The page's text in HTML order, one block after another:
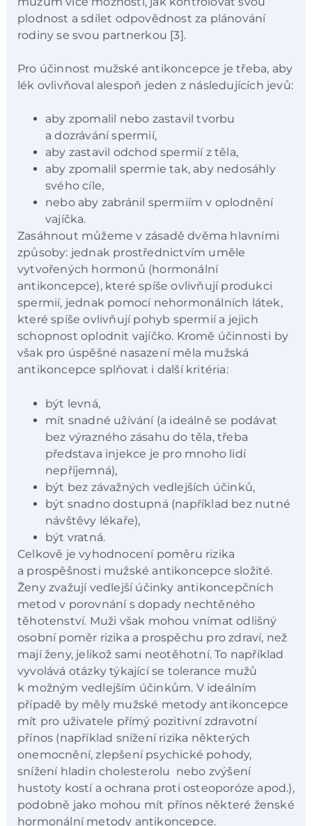
plodnost a sdílet odpovědnost za plánování
rodiny se svou partnerkou [3].
Pro účinnost mužské antikoncepce je třeba, aby
lék ovlivňoval alespoň jeden z následujících jevů:
aby zpomalil nebo zastavil tvorbu
a dozrávání spermií,
aby zastavil odchod spermií z těla,
aby zpomalil spermie tak, aby nedosáhly
svého cíle,
nebo aby zabránil spermiím v oplodnění
vajíčka.
Zasáhnout můžeme v zásadě dvěma hlavními
způsoby: jednak prostřednictvím uměle
vytvořených hormonů (hormonální
antikoncepce), které spíše ovlivňují produkci
spermií, jednak pomocí nehormonálních látek,
které spíše ovlivňují pohyb spermií a jejich
schopnost oplodnit vajíčko. Kromě účinnosti by
však pro úspěšné nasazení měla mužská
antikoncepce splňovat i další kritéria:
být levná,
mít snadné užívání (a ideálně se podávat
bez výrazného zásahu do těla, třeba
představa injekce je pro mnoho lidí
nepříjemná),
být bez závažných vedlejších účinků,
být snadno dostupná (například bez nutné
návštěvy lékaře),
být vratná.
Celkově je vyhodnocení poměru rizika
a prospěšnosti mužské antikoncepce složité.
Ženy zvažují vedlejší účinky antikoncepčních
metod v porovnání s dopady nechtěného
těhotenství. Muži však mohou vnímat odlišný
osobní poměr rizika a prospěchu pro zdraví, než
mají ženy, jelikož sami neotěhotní. To například
vyvolává otázky týkající se tolerance mužů
k možným vedlejším účinkům. V ideálním
případě by měly mužské metody antikoncepce
mít pro uživatele přímý pozitivní zdravotní
přínos (například snížení rizika některých
onemocnění, zlepšení psychické pohody,
snížení hladin cholesterolu nebo zvýšení
hustoty kostí a ochrana proti osteoporóze apod.),
podobně jako mohou mít přínos některé ženské
hormonální metody antikoncepce.